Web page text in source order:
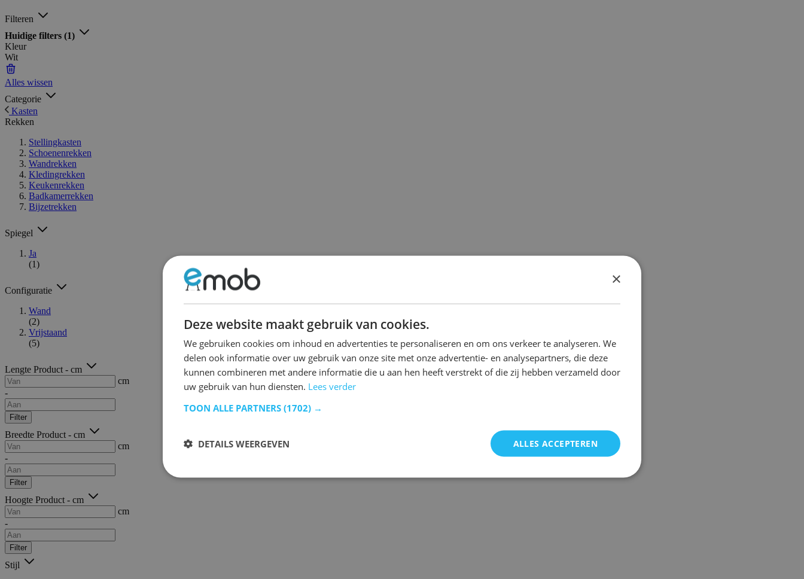
Filteren
Huidige filters (1)
Kleur
Wit
Alles wissen
Categorie
Kasten
Rekken
Stellingkasten
Schoenenrekken
Wandrekken
Kledingrekken
Keukenrekken
Badkamerrekken
Bijzetrekken
Spiegel
Ja
(1)
Configuratie
Wand
(2)
Vrijstaand
(5)
Lengte Product - cm
cm
-
Filter
Breedte Product - cm
cm
-
Filter
Hoogte Product - cm
cm
-
Filter
Stijl
×
Deze website maakt gebruik van cookies.
We gebruiken cookies om inhoud en advertenties te personaliseren en om ons verkeer te analyseren. We
delen ook informatie over uw gebruik van onze site met onze advertentie- en analysepartners, die deze
kunnen combineren met andere informatie die u aan hen heeft verstrekt of die zij hebben verzameld door
uw gebruik van hun diensten. Lees verder
TOON ALLE PARTNERS (1702) →
ALLES ACCEPTEREN
DETAILS WEERGEVEN